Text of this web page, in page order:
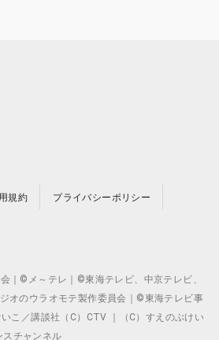
規約 プライバシーポリシー
｜©メ～テレ｜©東海テレビ、中京テレビ、
オのウラオモテ製作委員会｜©東海テレビ事
こ／講談社（C）CTV ｜（C）すえのぶけい
チャンネル